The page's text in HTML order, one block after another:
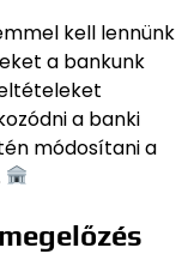
kell lennünk
a bankunk
a banki
módosítani a